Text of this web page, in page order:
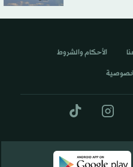
الأحكام والشروط